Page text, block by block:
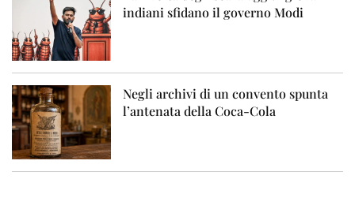
indiani sfidano il governo Modi
Negli archivi di un convento spunta
l’antenata della Coca-Cola